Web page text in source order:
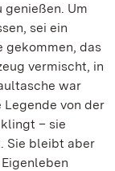
Um
sei ein
gekommen, das
vermischt, in
war
von der
– sie
Sie bleibt aber